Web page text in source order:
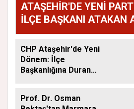
ATAŞEHİR'DE YENİ
İLÇE BAŞKANI ATAKAN
DİZDAROĞLU OLDU
CHP Ataşehir'de Yeni
Dönem: İlçe
Başkanlığına Duran
Prof. Dr. Osman